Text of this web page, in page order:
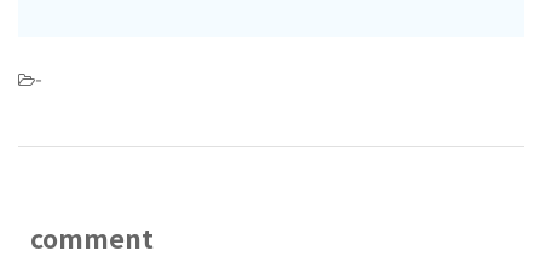
-
comment